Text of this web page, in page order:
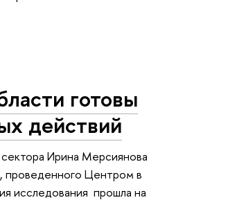
готовы
действий
Ирина Мерсиянова
проведенного Центром в
исследования прошла на